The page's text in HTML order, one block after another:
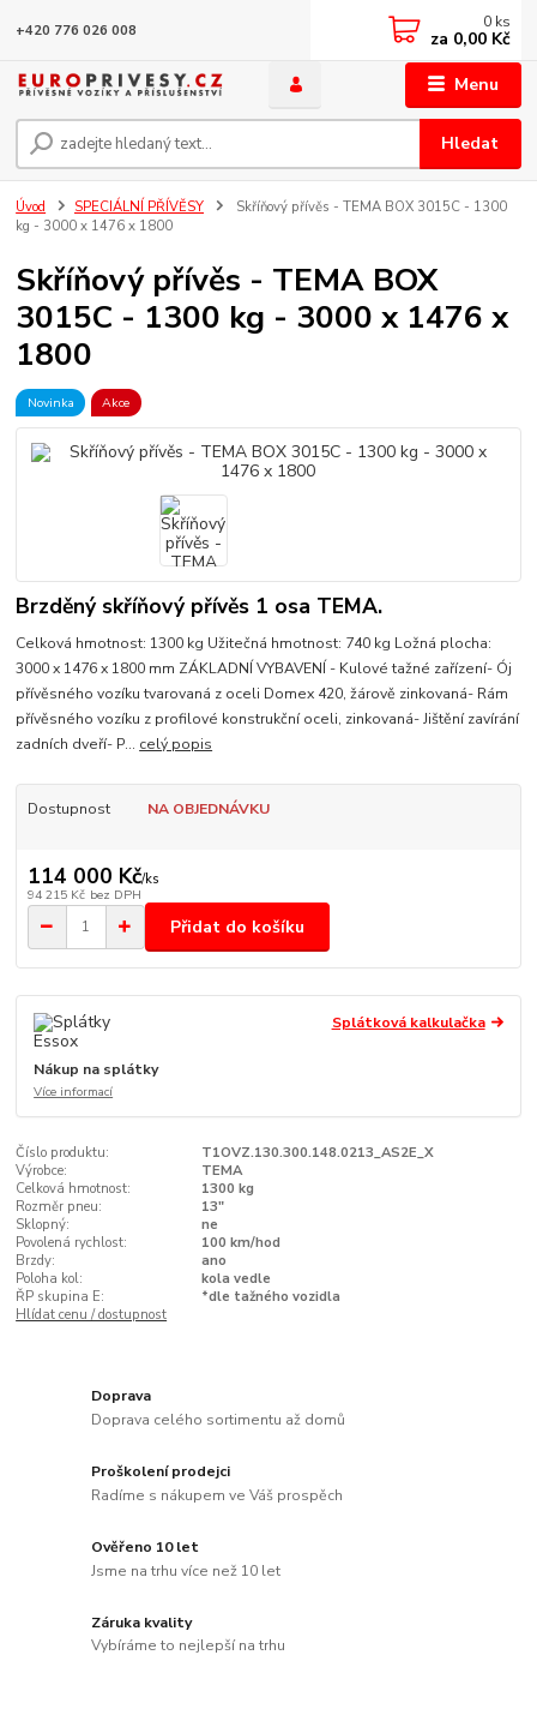
Menu
Hledat
+420 776 026 008 0 ks
za 0,00 Kč
Úvod SPECIÁLNÍ PŘÍVĚSY
Skříňový přívěs - TEMA BOX 3015C - 1300
kg - 3000 x 1476 x 1800
Skříňový přívěs - TEMA BOX
3015C - 1300 kg - 3000 x 1476 x
1800
Novinka Akce
Brzděný skříňový přívěs 1 osa TEMA.
Celková hmotnost: 1300 kg Užitečná hmotnost: 740 kg Ložná plocha:
3000 x 1476 x 1800 mm ZÁKLADNÍ VYBAVENÍ - Kulové tažné zařízení- Ój
přívěsného vozíku tvarovaná z oceli Domex 420, žárově zinkovaná- Rám
přívěsného vozíku z profilové konstrukční oceli, zinkovaná- Jištění zavírání
zadních dveří- P... celý popis
Dostupnost NA OBJEDNÁVKU
114 000 Kč/ks
94 215 Kč bez DPH
Přidat do košíku
Splátková kalkulačka
Nákup na splátky
Více informací
Číslo produktu:
T1OVZ.130.300.148.0213_AS2E_X
Výrobce:
TEMA
Celková hmotnost:
1300 kg
Rozměr pneu:
13"
Sklopný:
ne
Povolená rychlost:
100 km/hod
Brzdy:
ano
Poloha kol:
kola vedle
ŘP skupina E:
*dle tažného vozidla
Hlídat cenu / dostupnost
Doprava
Doprava celého sortimentu až domů
Proškolení prodejci
Radíme s nákupem ve Váš prospěch
Ověřeno 10 let
Jsme na trhu více než 10 let
Záruka kvality
Vybíráme to nejlepší na trhu